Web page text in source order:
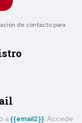
de contacto para
a {{email2}} . Accede